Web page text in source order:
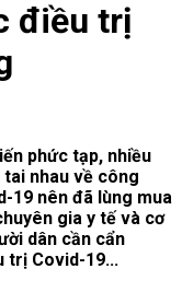
điều trị
phức tạp, nhiều
nhau về công
19 nên đã lùng mua
gia y tế và cơ
dân cần cẩn
trị Covid-19...